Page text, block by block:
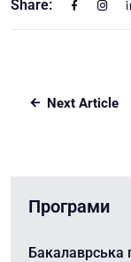
Share:
Next Article
Програми
Бакалаврська